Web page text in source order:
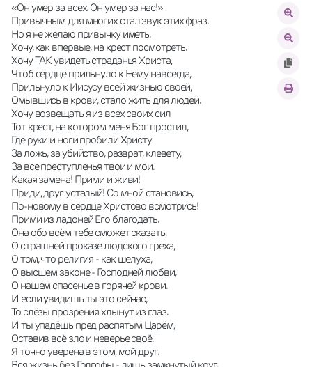
«Он умер за всех. Он умер за нас!»
Привычным для многих стал звук этих фраз.
Но я не желаю привычку иметь.
Хочу, как впервые, на крест посмотреть.
Хочу ТАК увидеть страданья Христа,
Чтоб сердце прильнуло к Нему навсегда,
Прильнуло к Иисусу всей жизнью своей,
Омывшись в крови, стало жить для людей.
Хочу возвещать я из всех своих сил
Тот крест, на котором меня Бог простил,
Где руки и ноги пробили Христу
За ложь, за убийство, разврат, клевету,
За все преступленья твои и мои.
Какая замена! Прими и живи!
Приди, друг усталый! Со мной становись,
По-новому в сердце Христово всмотрись!
Прими из ладоней Его благодать.
Она обо всём тебе сможет сказать.
О страшней проказе людского греха,
О том, что религия - как шелуха,
О высшем законе - Господней любви,
О нашем спасенье в горячей крови.
И если увидишь ты это сейчас,
То слёзы прозрения хлынут из глаз.
И ты упадёшь пред распятым Царём,
Оставив всё зло и неверье своё.
Я точно уверена в этом, мой друг.